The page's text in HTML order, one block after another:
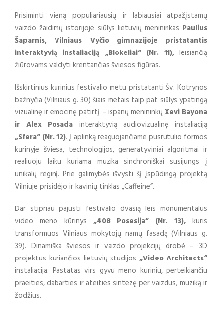
Prisiminti vieną populiariausių ir labiausiai atpažįstamų
vaizdo žaidimų istorijoje siūlys lietuvių menininkas Paulius
Šaparnis, Vilniaus Vyčio gimnazijoje pristatantis
interaktyvią instaliaciją „Blokeliai“ (Nr. 11), leisiančią
žiūrovams valdyti krentančias šviesos figūras.
Išskirtinius kūrinius festivalio metu pristatanti Šv. Kotrynos
bažnyčia (Vilniaus g. 30) šiais metais taip pat siūlys ypatingą
vizualinę ir emocinę patirtį – ispanų menininkų Xevi Bayona
ir Alex Posada interaktyvią audiovizualinę instaliaciją
„Sfera“ (Nr. 12). Į aplinką reaguojančiame pusrutulio formos
kūrinyje šviesa, technologijos, generatyviniai algoritmai ir
realiuoju laiku kuriama muzika sinchroniškai susijungs į
unikalų reginį. Prie galimybės išvysti šį įspūdingą projektą
Vilniuje prisidėjo ir kavinių tinklas „Caffeine“.
Dar stipriau pajusti festivalio dvasią leis monumentalus
video meno kūrinys „408 Posesija“ (Nr. 13),kuris
transformuos Vilniaus mokytojų namų fasadą (Vilniaus g.
39). Dinamiška šviesos ir vaizdo projekcijų drobė – 3D
projektus kuriančios lietuvių studijos„Video Architects“
instaliacija. Pastatas virs gyvu meno kūriniu, perteikiančiu
praeities, dabarties ir ateities sintezę per vaizdus, muziką ir
žodžius.